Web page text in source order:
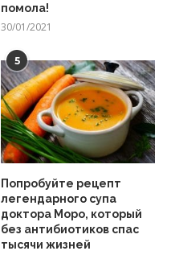
помола!
30/01/2021
5
Попробуйте рецепт
легендарного супа
доктора Моро, который
без антибиотиков спас
тысячи жизней